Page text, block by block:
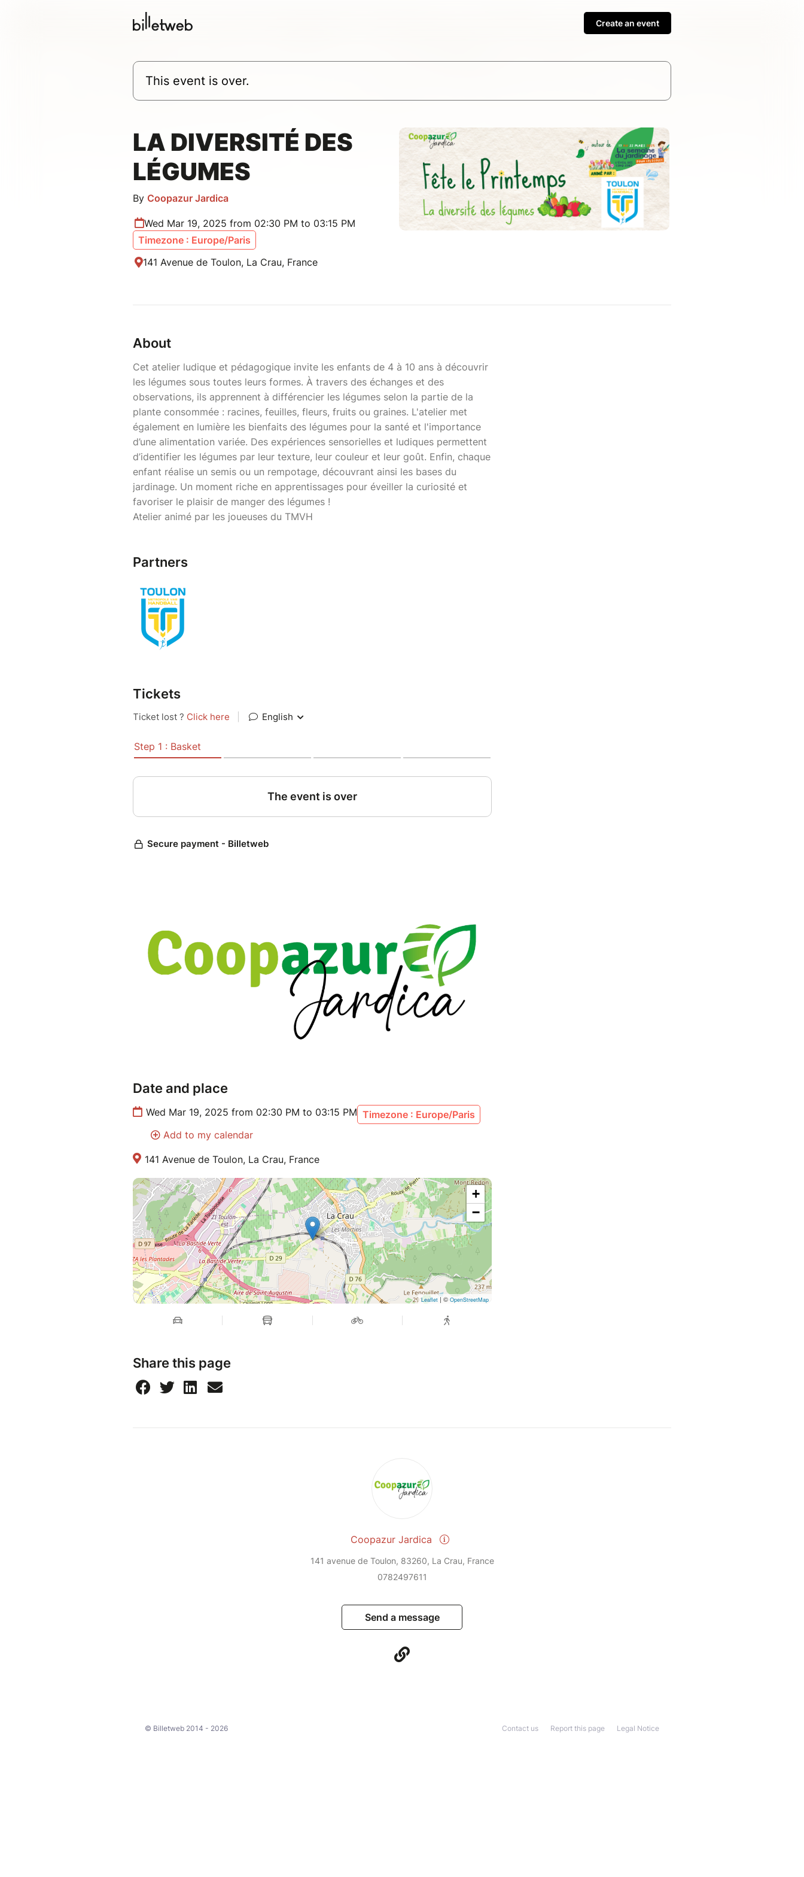
Create an event
This event is over.
LA DIVERSITÉ DES
LÉGUMES
By Coopazur Jardica
Wed Mar 19, 2025 from 02:30 PM to 03:15 PM
Timezone : Europe/Paris
141 Avenue de Toulon, La Crau, France
About
Cet atelier ludique et pédagogique invite les enfants de 4 à 10 ans à découvrir
les légumes sous toutes leurs formes. À travers des échanges et des
observations, ils apprennent à différencier les légumes selon la partie de la
plante consommée : racines, feuilles, fleurs, fruits ou graines. L'atelier met
également en lumière les bienfaits des légumes pour la santé et l'importance
d’une alimentation variée. Des expériences sensorielles et ludiques permettent
d’identifier les légumes par leur texture, leur couleur et leur goût. Enfin, chaque
enfant réalise un semis ou un rempotage, découvrant ainsi les bases du
jardinage. Un moment riche en apprentissages pour éveiller la curiosité et
favoriser le plaisir de manger des légumes !
Atelier animé par les joueuses du TMVH
Partners
Tickets
Date and place
Wed Mar 19, 2025 from 02:30 PM to 03:15 PM Timezone : Europe/Paris
Add to my calendar
141 Avenue de Toulon, La Crau, France
+
−
Leaflet | © OpenStreetMap
Share this page
Coopazur Jardica
141 avenue de Toulon, 83260, La Crau, France
0782497611
Send a message
© Billetweb 2014 - 2026 Legal Notice
Report this page
Contact us